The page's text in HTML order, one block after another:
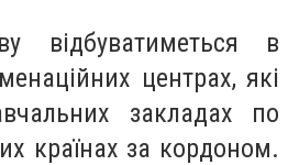
відбуватиметься в
центрах, які
закладах по
країнах за кордоном.